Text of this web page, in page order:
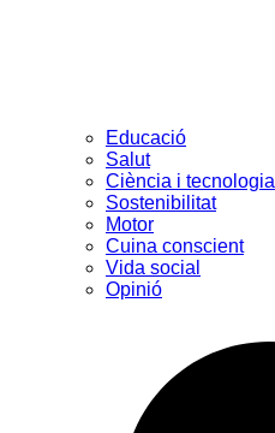
Educació
Salut
Ciència i tecnologia
Sostenibilitat
Motor
Cuina conscient
Vida social
Opinió